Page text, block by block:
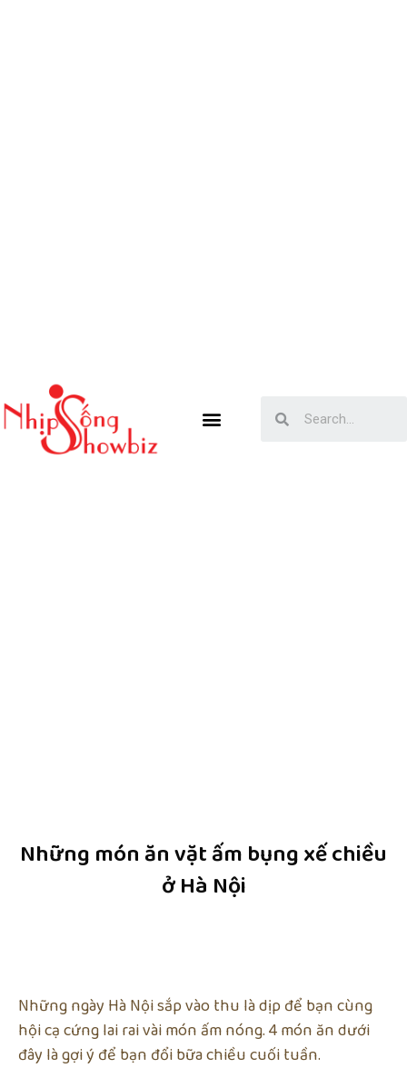
Những món ăn vặt ấm bụng xế chiều
ở Hà Nội
Những ngày Hà Nội sắp vào thu là dịp để bạn cùng
hội cạ cứng lai rai vài món ấm nóng. 4 món ăn dưới
đây là gợi ý để bạn đổi bữa chiều cuối tuần.